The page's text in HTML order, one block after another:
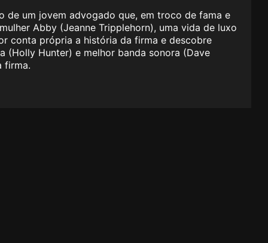
de um jovem advogado que, em troco de fama e
Abby (Jeanne Tripplehorn), uma vida de luxo
conta própria a história da firma e descobre
(Holly Hunter) e melhor banda sonora (Dave
firma.